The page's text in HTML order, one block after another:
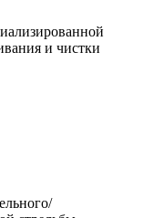
и чистки